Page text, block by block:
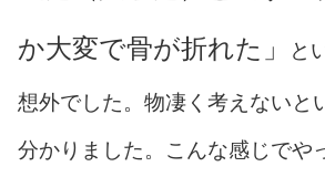
か大変で骨が折れた」 と
想外でした。物凄く考えないと
分かりました。こんな感じでや